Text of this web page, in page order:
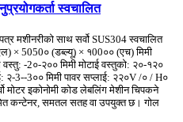
स्वचालित
मशीनरीको साथ सर्वो SUS304 स्वचालित
× 5050० (डब्ल्यू) × १00०० (एच) मिमी
-2०-२०० मिमी मोटाई वस्तुको: २०-१२०
२-3--3०० मिमी पावर सप्लाई: २२०V /० / H०
मोटर इकोनोमी कोड लेबलिंग मेशीन चिपकने
कन्टेनर, समतल सतह वा उपयुक्त छ। गोल